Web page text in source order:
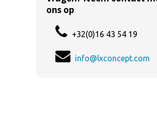
ons op
+32(0)16 43 54 19
info@lxconcept.com